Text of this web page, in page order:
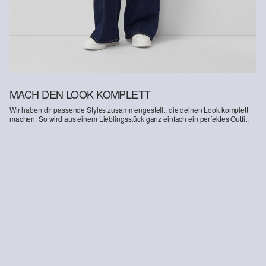
MACH DEN LOOK KOMPLETT
Wir haben dir passende Styles zusammengestellt, die deinen Look komplett
machen. So wird aus einem Lieblingsstück ganz einfach ein perfektes Outfit.